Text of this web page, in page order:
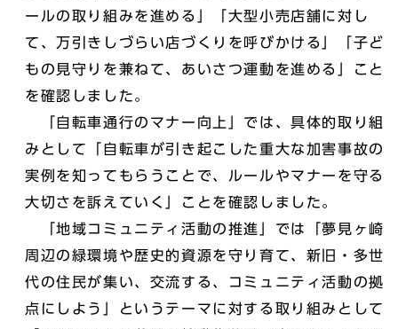
ールの取り組みを進める」「大型小売店舗に対し
て、万引きしづらい店づくりを呼びかける」「子ど
もの見守りを兼ねて、あいさつ運動を進める」こと
を確認しました。
「自転車通行のマナー向上」では、具体的取り組
みとして「自転車が引き起こした重大な加害事故の
実例を知ってもらうことで、ルールやマナーを守る
大切さを訴えていく」ことを確認しました。
「地域コミュニティ活動の推進」では「夢見ヶ崎
周辺の緑環境や歴史的資源を守り育て、新旧・多世
代の住民が集い、交流する、コミュニティ活動の拠
点にしよう」というテーマに対する取り組みとして